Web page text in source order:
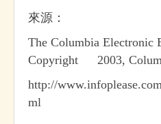
來源：
The Columbia
Copyright © 2003,
http://
ml